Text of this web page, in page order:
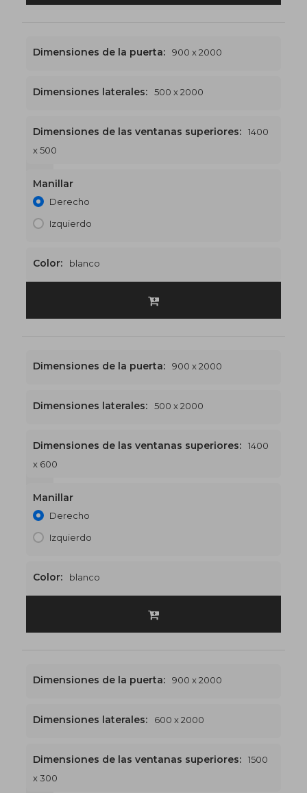
Dimensiones de la puerta: 900 x 2000
Dimensiones laterales: 500 x 2000
Dimensiones de las ventanas superiores:
1400
x 500
Manillar
Derecho
Izquierdo
Color: blanco
Dimensiones de la puerta: 900 x 2000
Dimensiones laterales: 500 x 2000
Dimensiones de las ventanas superiores:
1400
x 600
Manillar
Derecho
Izquierdo
Color: blanco
Dimensiones de la puerta: 900 x 2000
Dimensiones laterales: 600 x 2000
Dimensiones de las ventanas superiores:
1500
x 300